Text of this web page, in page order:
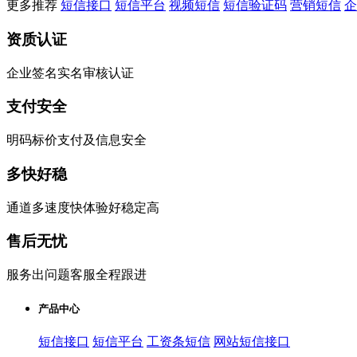
更多推荐 短信接口 短信平台 视频短信 短信验证码 营销短信
资质认证
企业签名实名审核认证
支付安全
明码标价支付及信息安全
多快好稳
通道多速度快体验好稳定高
售后无忧
服务出问题客服全程跟进
产品中心
短信接口 短信平台 工资条短信 网站短信接口